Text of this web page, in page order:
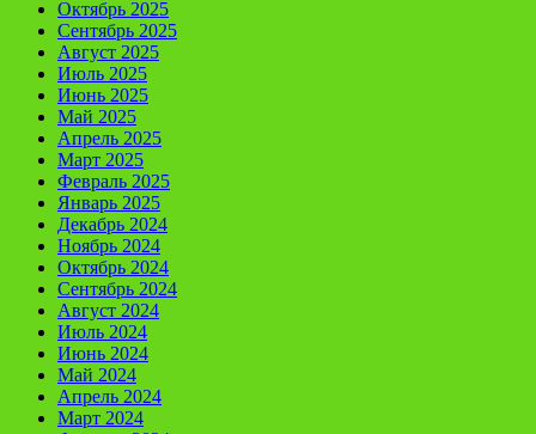
Октябрь 2025
Сентябрь 2025
Август 2025
Июль 2025
Июнь 2025
Май 2025
Апрель 2025
Март 2025
Февраль 2025
Январь 2025
Декабрь 2024
Ноябрь 2024
Октябрь 2024
Сентябрь 2024
Август 2024
Июль 2024
Июнь 2024
Май 2024
Апрель 2024
Март 2024